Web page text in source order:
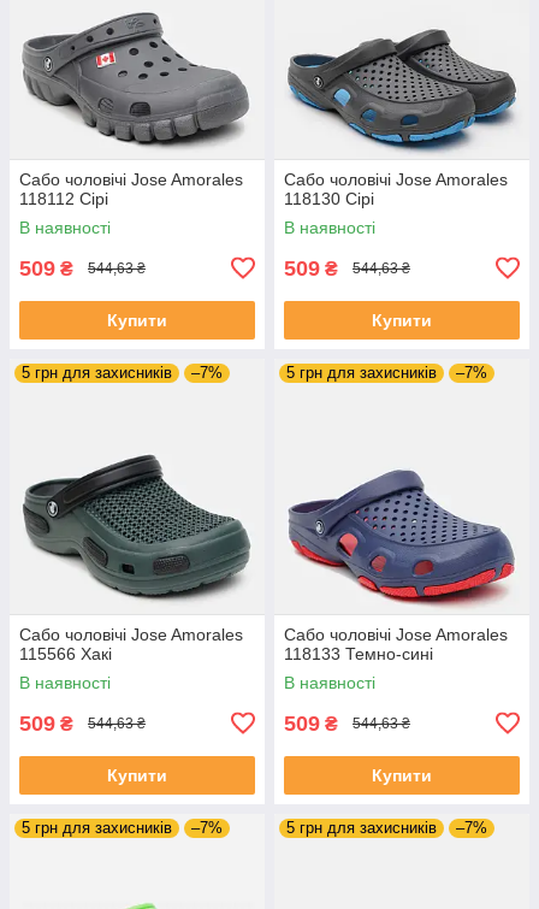
Сабо чоловічі Jose Amorales
118112 Сірі
В наявності
509 ₴ 544,63 ₴
Купити
Сабо чоловічі Jose Amorales
118130 Сірі
В наявності
509 ₴ 544,63 ₴
Купити
5 грн для захисників –7%
Сабо чоловічі Jose Amorales
115566 Хакі
В наявності
509 ₴ 544,63 ₴
Купити
5 грн для захисників –7%
Сабо чоловічі Jose Amorales
118133 Темно-сині
В наявності
509 ₴ 544,63 ₴
Купити
5 грн для захисників –7% 5 грн для захисників –7%